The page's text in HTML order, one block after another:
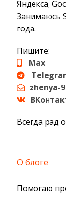
Яндекса,
Занимаюсь
года.
Пишите:
Max
zhenya-
Всегда рад
О блоге
Помогаю